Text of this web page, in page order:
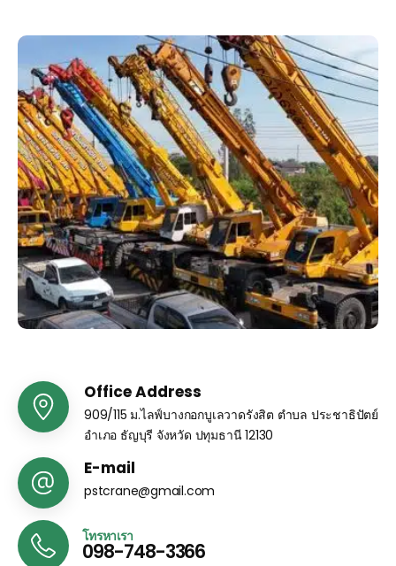
Office Address
909/115 ม.ไลฟ์บางกอกบูเลวาดรังสิต ตำบล ประชาธิปัตย์
อำเภอ ธัญบุรี จังหวัด ปทุมธานี 12130
E-mail
pstcrane@gmail.com
โทรหาเรา
098-748-3366